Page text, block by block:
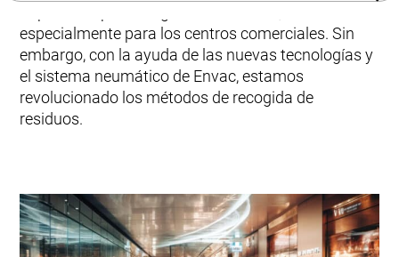
Modernización y actualizaciones
Envac User Experience
ReFlow
especialmente para los centros comerciales. Sin
embargo, con la ayuda de las nuevas tecnologías y
el sistema neumático de Envac, estamos
revolucionado los métodos de recogida de
residuos.